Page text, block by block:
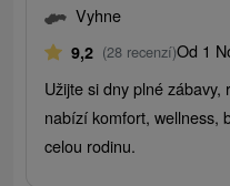
Vyhne
9,2 (28 recenzí)Od 1
Užijte si dny plné
nabízí komfort, wellness,
celou rodinu.